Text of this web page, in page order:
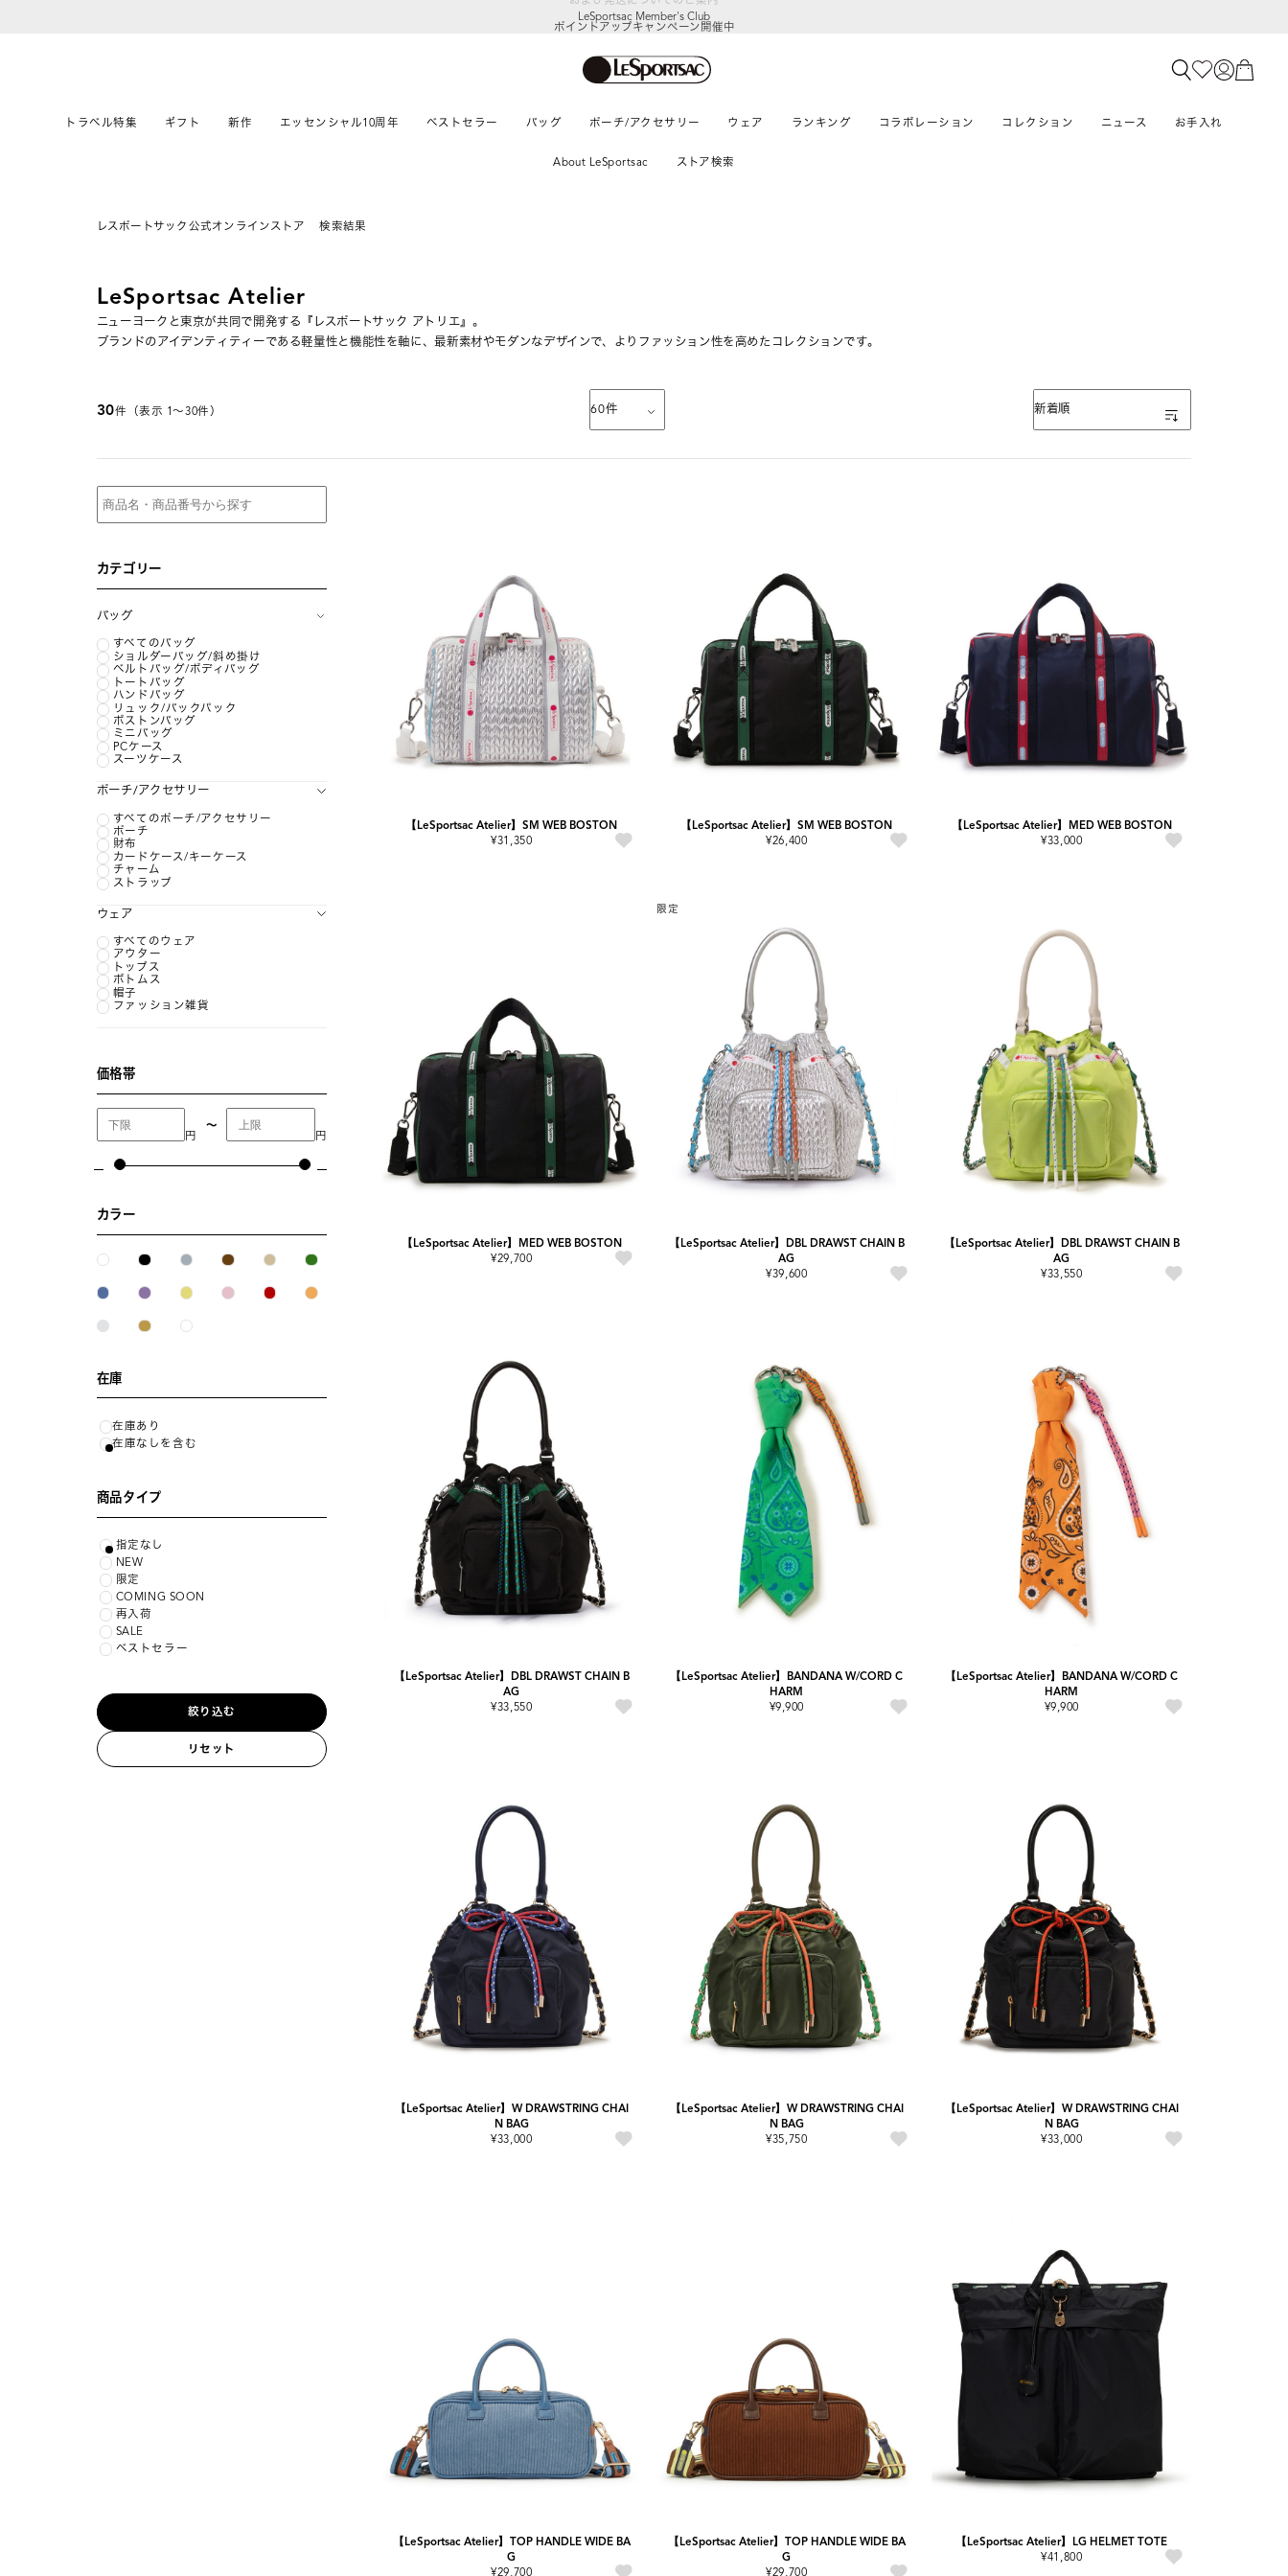
LeSportsac Member's Club
ポイントアップキャンペーン開催中
トラベル特集 ギフト 新作 エッセンシャル10周年 ベストセラー バッグ ポーチ/アクセサリー ウェア ランキング コラボレーション コレクション ニュース お手入れ
About LeSportsac ストア検索
レスポートサック公式オンラインストア 検索結果
LeSportsac Atelier
ニューヨークと東京が共同で開発する『レスポートサック アトリエ』。
ブランドのアイデンティティーである軽量性と機能性を軸に、最新素材やモダンなデザインで、よりファッション性を高めたコレクションです。
30件（表示 1〜30件） 60件 表示順
新着順
カテゴリー
バッグ
すべてのバッグ
ショルダーバッグ/斜め掛け
ベルトバッグ/ボディバッグ
トートバッグ
ハンドバッグ
リュック/バックパック
ボストンバッグ
ミニバッグ
PCケース
スーツケース
ポーチ/アクセサリー
すべてのポーチ/アクセサリー
ポーチ
財布
カードケース/キーケース
チャーム
ストラップ
ウェア
すべてのウェア
アウター
トップス
ボトムス
帽子
ファッション雑貨
価格帯
円
〜
円
カラー
在庫
在庫あり
在庫なしを含む
商品タイプ
指定なし
NEW
限定
COMING SOON
再入荷
SALE
ベストセラー
絞り込む
リセット
【LeSportsac Atelier】SM WEB BOSTON
¥31,350
【LeSportsac Atelier】SM WEB BOSTON
¥26,400
【LeSportsac Atelier】MED WEB BOSTON
¥33,000
【LeSportsac Atelier】MED WEB BOSTON
¥29,700
限定
【LeSportsac Atelier】DBL DRAWST CHAIN B
AG
¥39,600
【LeSportsac Atelier】DBL DRAWST CHAIN B
AG
¥33,550
【LeSportsac Atelier】DBL DRAWST CHAIN B
AG
¥33,550
【LeSportsac Atelier】BANDANA W/CORD C
HARM
¥9,900
【LeSportsac Atelier】BANDANA W/CORD C
HARM
¥9,900
【LeSportsac Atelier】W DRAWSTRING CHAI
N BAG
¥33,000
【LeSportsac Atelier】W DRAWSTRING CHAI
N BAG
¥35,750
【LeSportsac Atelier】W DRAWSTRING CHAI
N BAG
¥33,000
【LeSportsac Atelier】TOP HANDLE WIDE BA
G
¥29,700
【LeSportsac Atelier】TOP HANDLE WIDE BA
G
¥29,700
【LeSportsac Atelier】LG HELMET TOTE
¥41,800